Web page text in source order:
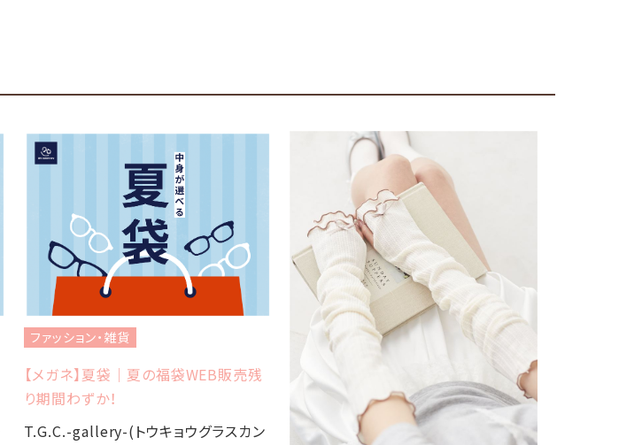
ファッション・雑貨
【メガネ】夏袋｜夏の福袋WEB販売残
り期間わずか！
T.G.C.-gallery-(トウキョウグラスカン